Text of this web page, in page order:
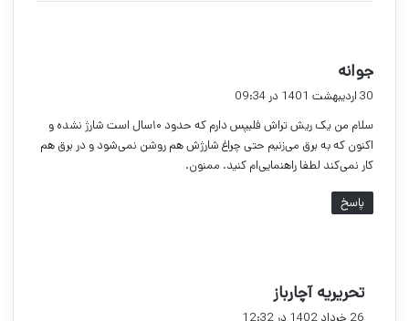
جوانه
:
30 اردیبهشت 1401 در 09:34
سلام من یک ریش تراش فلیپس دارم که حدود ۱۰سال است شارژ نشده و
اکنون که به برق می‌زنیم حتی چراغ شارژش هم روشن نمی‌شود و در برق هم
کار نمی‌کند لطفا راهنمایی‌ام کنید. ممنون.
پاسخ
تحریریه آچارباز
ف